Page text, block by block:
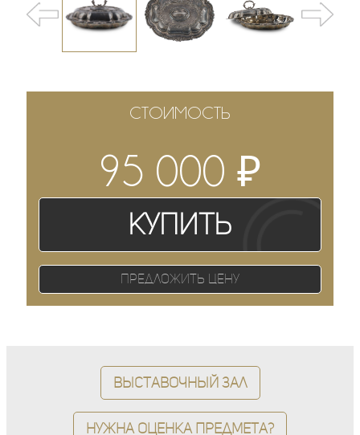
СТОИМОСТЬ
95 000₽
Купить
Предложить цену
Выставочный зал
Нужна оценка предмета?